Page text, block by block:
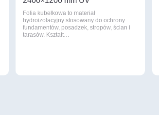
Folia kubełkowa to materiał
hydroizolacyjny stosowany do ochrony
fundamentów, posadzek, stropów, ścian i
tarasów. Kształt…